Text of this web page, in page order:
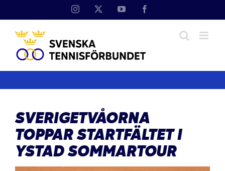
Instagram YouTube
SVERIGETVÅORNA
TOPPAR STARTFÄLTET I
YSTAD SOMMARTOUR